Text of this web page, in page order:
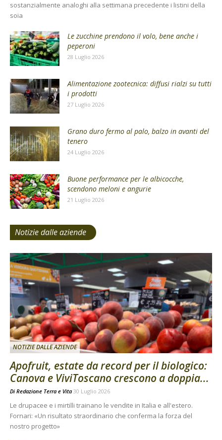
sostanzialmente analoghi alla settimana precedente i listini della
soia
Le zucchine prendono il volo, bene anche i
peperoni
28 Luglio 2026
Alimentazione zootecnica: diffusi rialzi su tutti
i prodotti
27 Luglio 2026
Grano duro fermo al palo, balzo in avanti del
tenero
24 Luglio 2026
Buone performance per le albicocche,
scendono meloni e angurie
21 Luglio 2026
Notizie dalle aziende
NOTIZIE DALLE AZIENDE
Apofruit, estate da record per il biologico:
Canova e ViviToscano crescono a doppia...
Di Redazione Terra e Vita 30 Luglio 2026
Le drupacee e i mirtilli trainano le vendite in Italia e all'estero.
Fornari: «Un risultato straordinario che conferma la forza del
nostro progetto»